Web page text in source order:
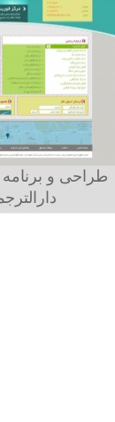
طراحی و